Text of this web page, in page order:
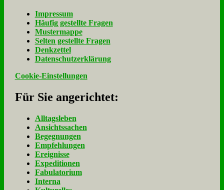
Im­pres­sum
Häu­fig ge­stell­te Fra­gen
Mu­ster­map­pe
Sel­ten ge­stell­te Fra­gen
Denk­zet­tel
Da­ten­schutz­er­klä­rung
Cookie-Einstellungen
Für Sie an­ge­rich­tet:
Alltagsleben
Ansichtssachen
Begegnungen
Empfehlungen
Ereignisse
Expeditionen
Fabulatorium
Interna